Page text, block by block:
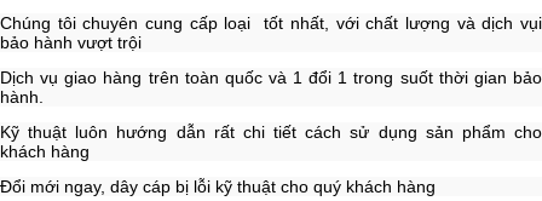
Chúng tôi chuyên cung cấp loại tốt nhất, với chất lượng và dịch vụi
bảo hành vượt trội
Dịch vụ giao hàng trên toàn quốc và 1 đổi 1 trong suốt thời gian bảo
hành.
Kỹ thuật luôn hướng dẫn rất chi tiết cách sử dụng sản phẩm cho
khách hàng
Đổi mới ngay, dây cáp bị lỗi kỹ thuật cho quý khách hàng